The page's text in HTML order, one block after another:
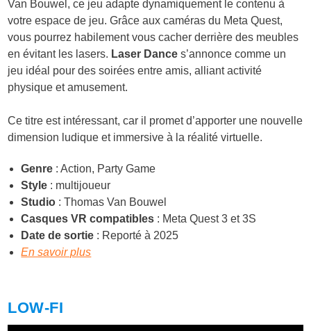
Van Bouwel, ce jeu adapte dynamiquement le contenu à
votre espace de jeu. Grâce aux caméras du Meta Quest,
vous pourrez habilement vous cacher derrière des meubles
en évitant les lasers. Laser Dance s’annonce comme un
jeu idéal pour des soirées entre amis, alliant activité
physique et amusement.
Ce titre est intéressant, car il promet d’apporter une nouvelle
dimension ludique et immersive à la réalité virtuelle.
Genre : Action, Party Game
Style : multijoueur
Studio : Thomas Van Bouwel
Casques VR compatibles : Meta Quest 3 et 3S
Date de sortie : Reporté à 2025
En savoir plus
LOW-FI